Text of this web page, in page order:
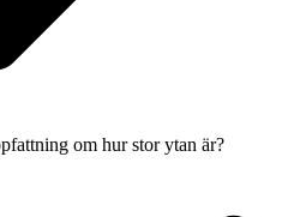
om hur stor ytan är?